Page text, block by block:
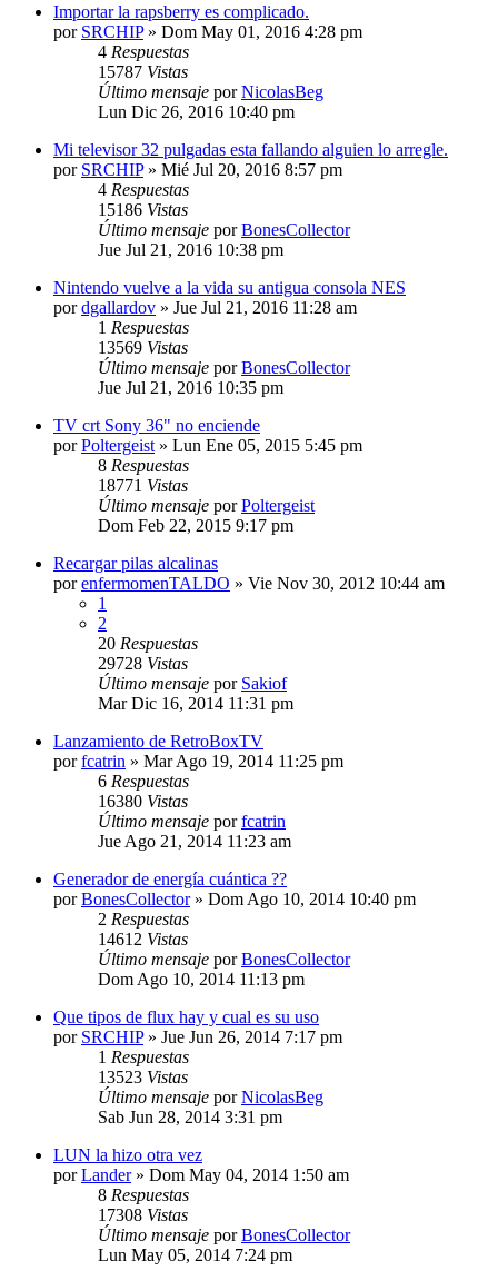
Importar la rapsberry es complicado.
por SRCHIP» Dom May 01, 2016 4:28 pm
4 Respuestas
15787 Vistas
Último mensaje porNicolasBeg
Lun Dic 26, 2016 10:40 pm
Mi televisor 32 pulgadas esta fallando alguien lo arregle.
por SRCHIP» Mié Jul 20, 2016 8:57 pm
4 Respuestas
15186 Vistas
Último mensaje porBonesCollector
Jue Jul 21, 2016 10:38 pm
Nintendo vuelve a la vida su antigua consola NES
pordgallardov » Jue Jul 21, 2016 11:28 am
1 Respuestas
13569 Vistas
Último mensaje porBonesCollector
Jue Jul 21, 2016 10:35 pm
TV crt Sony 36" no enciende
porPoltergeist » Lun Ene 05, 2015 5:45 pm
8 Respuestas
18771 Vistas
Último mensaje porPoltergeist
Dom Feb 22, 2015 9:17 pm
Recargar pilas alcalinas
porenfermomenTALDO » Vie Nov 30, 2012 10:44 am
1
2
20 Respuestas
29728 Vistas
Último mensaje por Sakiof
Mar Dic 16, 2014 11:31 pm
Lanzamiento de RetroBoxTV
porfcatrin » Mar Ago 19, 2014 11:25 pm
6 Respuestas
16380 Vistas
Último mensaje porfcatrin
Jue Ago 21, 2014 11:23 am
Generador de energía cuántica ??
porBonesCollector» Dom Ago 10, 2014 10:40 pm
2 Respuestas
14612 Vistas
Último mensaje porBonesCollector
Dom Ago 10, 2014 11:13 pm
Que tipos de flux hay y cual es su uso
por SRCHIP» Jue Jun 26, 2014 7:17 pm
1 Respuestas
13523 Vistas
Último mensaje porNicolasBeg
Sab Jun 28, 2014 3:31 pm
LUN la hizo otra vez
porLander» Dom May 04, 2014 1:50 am
8 Respuestas
17308 Vistas
Último mensaje porBonesCollector
Lun May 05, 2014 7:24 pm